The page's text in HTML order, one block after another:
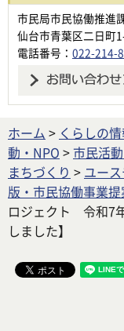
市民局市民協働推進
仙台市青葉区二日
電話番号： 022-214-
ホーム > くらしの
動・NPO >市民活
まちづくり > ユー
版・市民協働事業提
ロジェクト 令和7
しました】